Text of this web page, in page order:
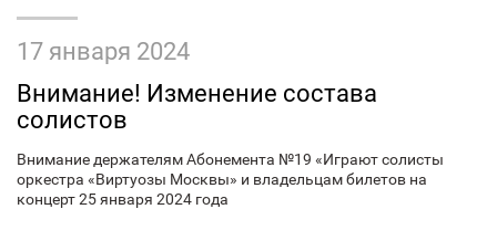
17 января 2024
Внимание! Изменение состава
солистов
Внимание держателям Абонемента №19 «Играют солисты
оркестра «Виртуозы Москвы» и владельцам билетов на
концерт 25 января 2024 года